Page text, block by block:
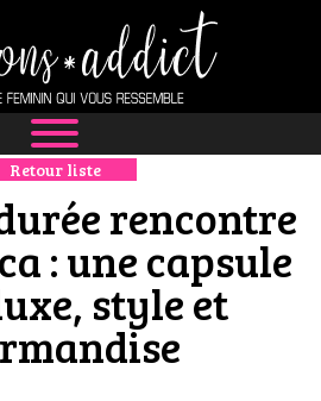
NEWS
MODE
LUXE
DÉFILÉS
Retour liste
rencontre
: une capsule
style et